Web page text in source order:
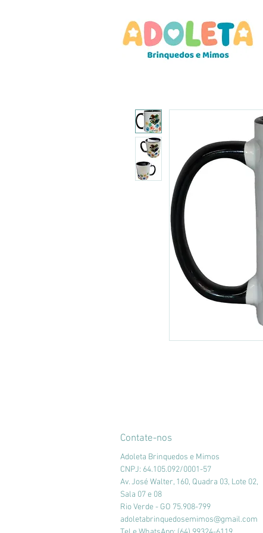
Contate-nos
Adoleta Brinquedos e Mimos
CNPJ: 64.105.092/0001-57
Av. José Walter, 160, Quadra 03, Lote 02,
Sala 07 e 08
Rio Verde - GO 75.908-799
adoletabrinquedosemimos@gmail.com